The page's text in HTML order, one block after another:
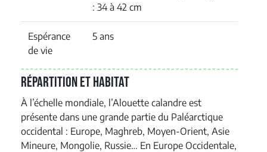
: 34 à 42 cm
Espérance
de vie
5 ans
Répartition et habitat
À l’échelle mondiale, l’Alouette calandre est
présente dans une grande partie du Paléarctique
occidental : Europe, Maghreb, Moyen-Orient, Asie
Mineure, Mongolie, Russie… En Europe Occidentale,